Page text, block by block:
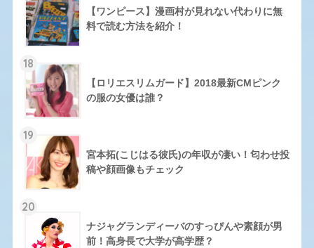
【ワンピース】漫画村が見れない代わりに無
料で読む方法を紹介！
18
【ロリエスリムガード】2018最新CMピンク
の服の女優は誰？
19
宮本拓(こじはる彼氏)の年収が凄い！匂わせ投
稿や顔画像もチェック
20
ナジャグランディーバのすっぴんや素顔が男
前！高身長で大学が高学歴？